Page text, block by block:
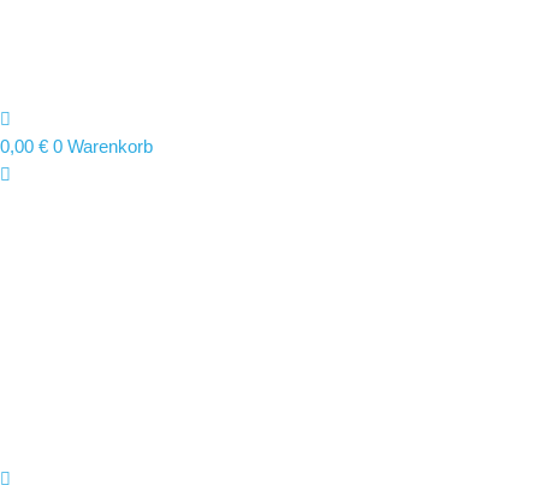
0,00 € 0 Warenkorb